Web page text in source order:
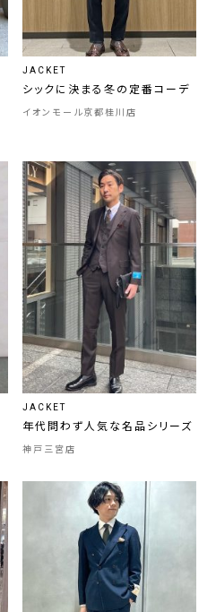
JACKET
シックに決まる冬の定番コーデ
イオンモール京都桂川店
JACKET
年代問わず人気な名品シリーズ
神戸三宮店